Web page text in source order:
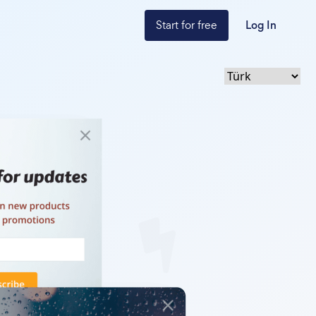
Start for free Log In